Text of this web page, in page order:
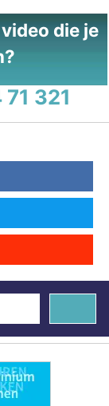
die je
321